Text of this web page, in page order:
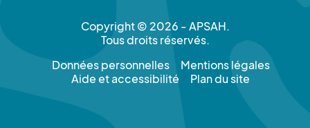
Copyright © 2026 - APSAH.
Tous droits réservés.
Données personnelles
Mentions légales
Aide et accessibilité
Plan du site